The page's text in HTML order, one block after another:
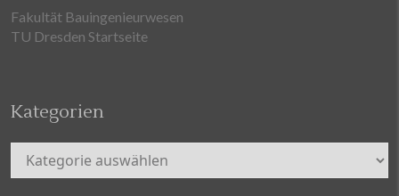
Fakultät Bauingenieurwesen
TU Dresden Startseite
Kategorien
Kategorien